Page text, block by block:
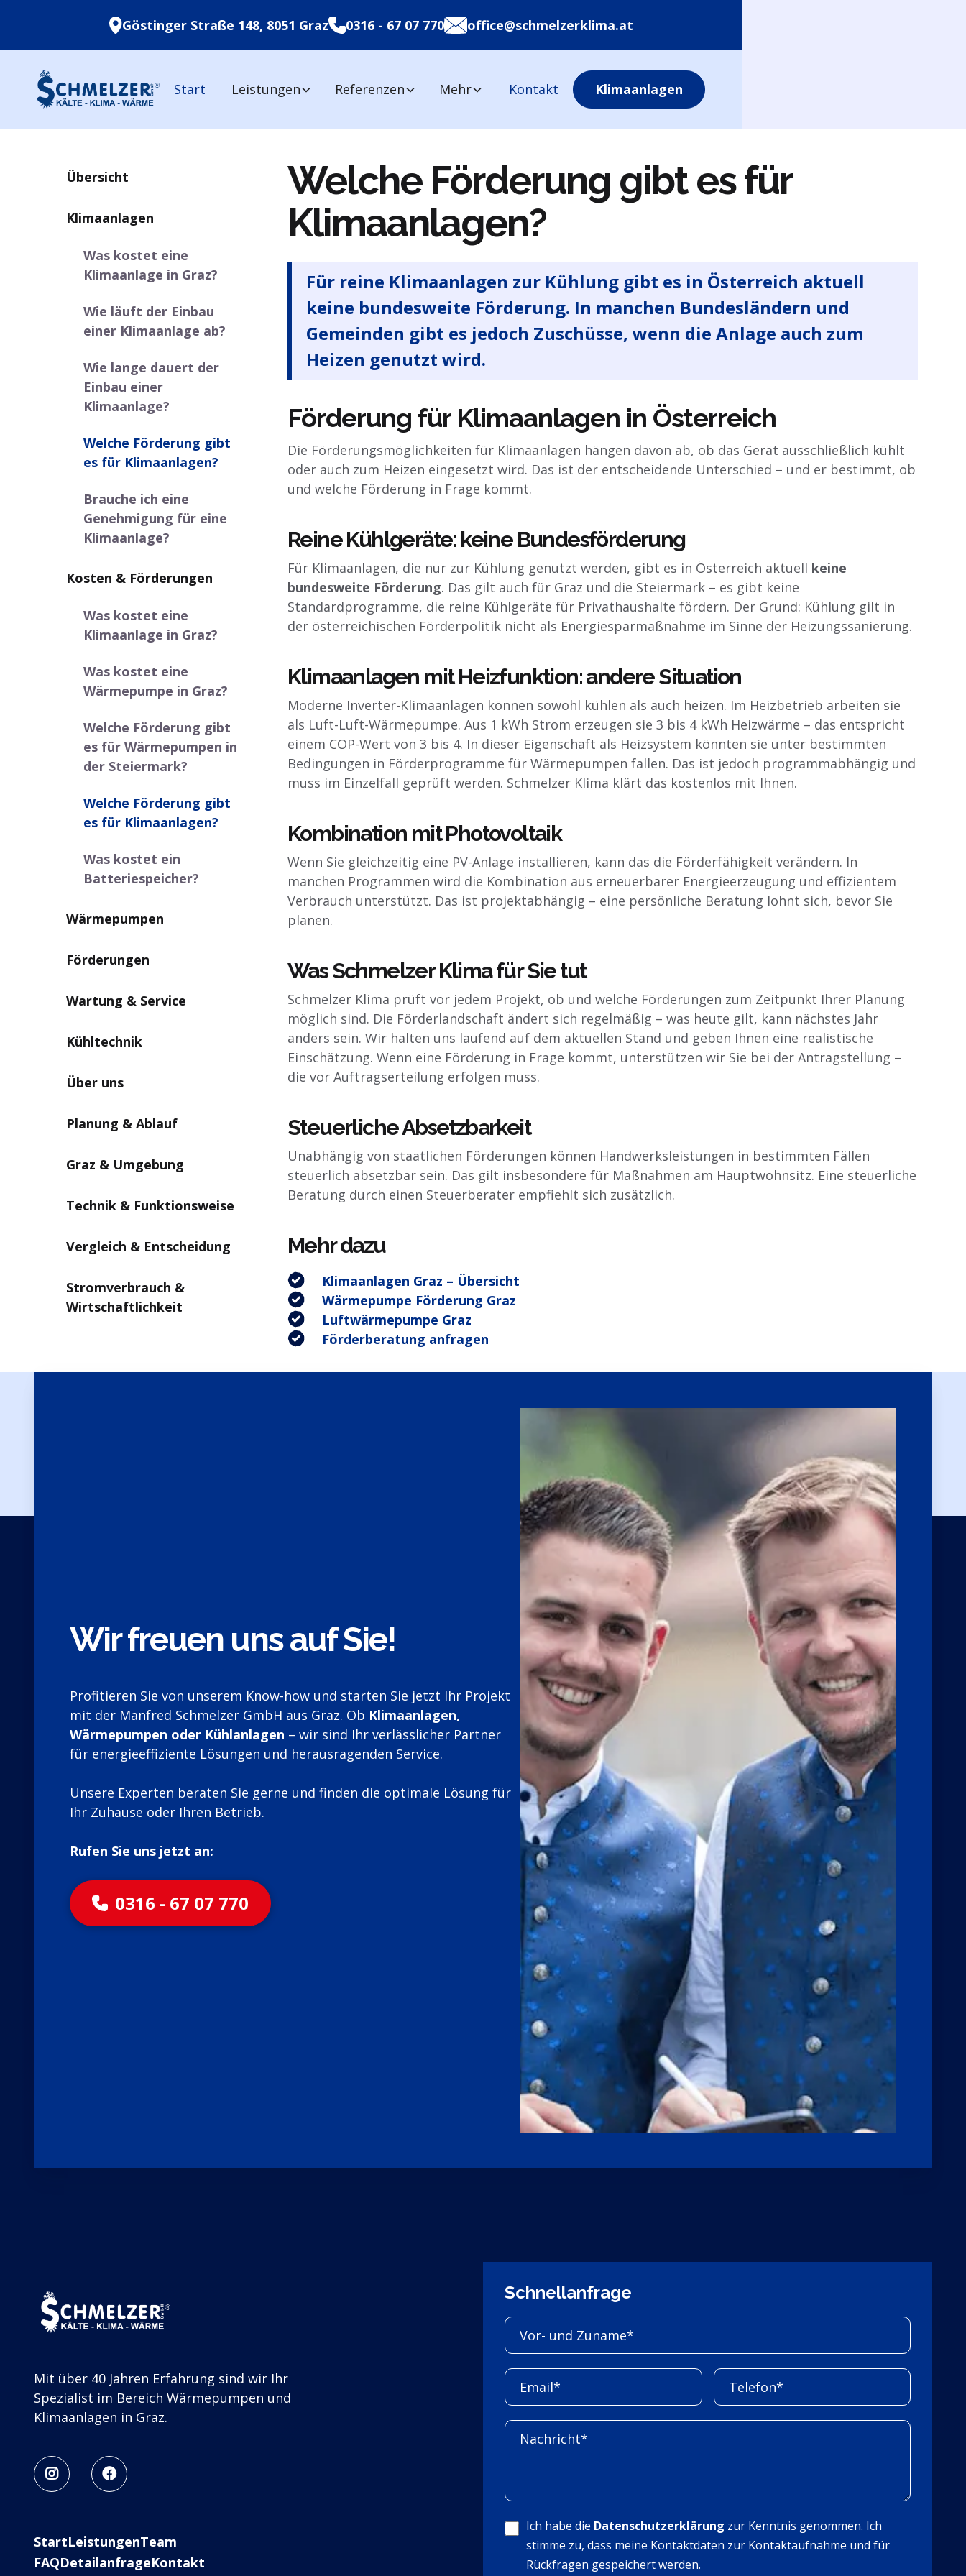
Göstinger Straße 148, 8051 Graz 0316 - 67 07 770 office@schmelzerklima.at
Start Leistungen Referenzen Mehr Kontakt Klimaanlagen
Übersicht
Klimaanlagen
Was kostet eine
Klimaanlage in Graz?
Wie läuft der Einbau
einer Klimaanlage ab?
Wie lange dauert der
Einbau einer
Klimaanlage?
Welche Förderung gibt
es für Klimaanlagen?
Brauche ich eine
Genehmigung für eine
Klimaanlage?
Kosten & Förderungen
Was kostet eine
Klimaanlage in Graz?
Was kostet eine
Wärmepumpe in Graz?
Welche Förderung gibt
es für Wärmepumpen in
der Steiermark?
Welche Förderung gibt
es für Klimaanlagen?
Was kostet ein
Batteriespeicher?
Wärmepumpen
Förderungen
Wartung & Service
Kühltechnik
Über uns
Planung & Ablauf
Graz & Umgebung
Technik & Funktionsweise
Vergleich & Entscheidung
Stromverbrauch &
Wirtschaftlichkeit
Welche Förderung gibt es für
Klimaanlagen?
Für reine Klimaanlagen zur Kühlung gibt es in Österreich aktuell
keine bundesweite Förderung. In manchen Bundesländern und
Gemeinden gibt es jedoch Zuschüsse, wenn die Anlage auch zum
Heizen genutzt wird.
Förderung für Klimaanlagen in Österreich
Die Förderungsmöglichkeiten für Klimaanlagen hängen davon ab, ob das Gerät ausschließlich kühlt
oder auch zum Heizen eingesetzt wird. Das ist der entscheidende Unterschied – und er bestimmt, ob
und welche Förderung in Frage kommt.
Reine Kühlgeräte: keine Bundesförderung
Für Klimaanlagen, die nur zur Kühlung genutzt werden, gibt es in Österreich aktuell keine
bundesweite Förderung. Das gilt auch für Graz und die Steiermark – es gibt keine
Standardprogramme, die reine Kühlgeräte für Privathaushalte fördern. Der Grund: Kühlung gilt in
der österreichischen Förderpolitik nicht als Energiesparmaßnahme im Sinne der Heizungssanierung.
Klimaanlagen mit Heizfunktion: andere Situation
Moderne Inverter-Klimaanlagen können sowohl kühlen als auch heizen. Im Heizbetrieb arbeiten sie
als Luft-Luft-Wärmepumpe. Aus 1 kWh Strom erzeugen sie 3 bis 4 kWh Heizwärme – das entspricht
einem COP-Wert von 3 bis 4. In dieser Eigenschaft als Heizsystem könnten sie unter bestimmten
Bedingungen in Förderprogramme für Wärmepumpen fallen. Das ist jedoch programmabhängig und
muss im Einzelfall geprüft werden. Schmelzer Klima klärt das kostenlos mit Ihnen.
Kombination mit Photovoltaik
Wenn Sie gleichzeitig eine PV-Anlage installieren, kann das die Förderfähigkeit verändern. In
manchen Programmen wird die Kombination aus erneuerbarer Energieerzeugung und effizientem
Verbrauch unterstützt. Das ist projektabhängig – eine persönliche Beratung lohnt sich, bevor Sie
planen.
Was Schmelzer Klima für Sie tut
Schmelzer Klima prüft vor jedem Projekt, ob und welche Förderungen zum Zeitpunkt Ihrer Planung
möglich sind. Die Förderlandschaft ändert sich regelmäßig – was heute gilt, kann nächstes Jahr
anders sein. Wir halten uns laufend auf dem aktuellen Stand und geben Ihnen eine realistische
Einschätzung. Wenn eine Förderung in Frage kommt, unterstützen wir Sie bei der Antragstellung –
die vor Auftragserteilung erfolgen muss.
Steuerliche Absetzbarkeit
Unabhängig von staatlichen Förderungen können Handwerksleistungen in bestimmten Fällen
steuerlich absetzbar sein. Das gilt insbesondere für Maßnahmen am Hauptwohnsitz. Eine steuerliche
Beratung durch einen Steuerberater empfiehlt sich zusätzlich.
Mehr dazu
Klimaanlagen Graz – Übersicht
Wärmepumpe Förderung Graz
Luftwärmepumpe Graz
Förderberatung anfragen
Wir freuen uns auf Sie!
Profitieren Sie von unserem Know-how und starten Sie jetzt Ihr Projekt
mit der Manfred Schmelzer GmbH aus Graz. Ob Klimaanlagen,
Wärmepumpen oder Kühlanlagen – wir sind Ihr verlässlicher Partner
für energieeffiziente Lösungen und herausragenden Service.
Unsere Experten beraten Sie gerne und finden die optimale Lösung für
Ihr Zuhause oder Ihren Betrieb.
Rufen Sie uns jetzt an:
0316 - 67 07 770
Mit über 40 Jahren Erfahrung sind wir Ihr
Spezialist im Bereich Wärmepumpen und
Klimaanlagen in Graz.
 
StartLeistungenTeam
FAQDetailanfrageKontakt
Schnellanfrage
Ich habe die Datenschutzerklärung zur Kenntnis genommen. Ich
stimme zu, dass meine Kontaktdaten zur Kontaktaufnahme und für
Rückfragen gespeichert werden.